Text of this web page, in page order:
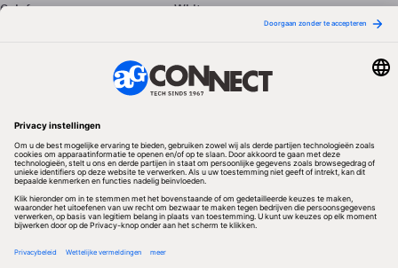
Colofon
Whitepapers
Redactionele partner
Algemene Voorwaarden & Copyrights